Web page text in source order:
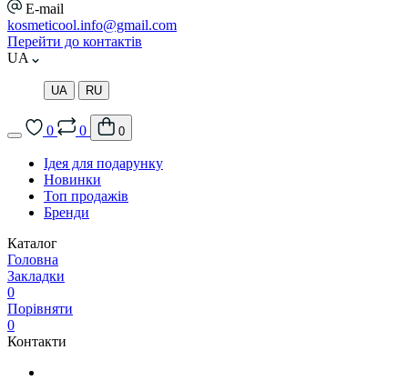
E-mail
kosmeticool.info@gmail.com
Перейти до контактів
UA
UA RU
0 0 0
Ідея для подарунку
Новинки
Топ продажів
Бренди
Каталог
Головна
Закладки
0
Порівняти
0
Контакти